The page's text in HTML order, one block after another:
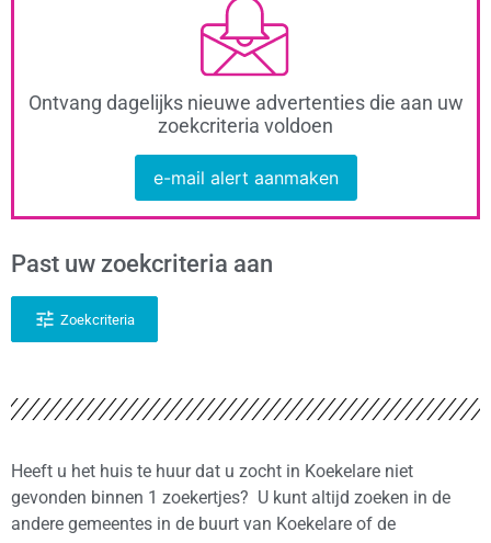
Ontvang dagelijks nieuwe advertenties die aan uw
zoekcriteria voldoen
e-mail alert aanmaken
Past uw zoekcriteria aan
Zoekcriteria
Heeft u het huis te huur dat u zocht in Koekelare niet
gevonden binnen 1 zoekertjes? U kunt altijd zoeken in de
andere gemeentes in de buurt van Koekelare of de